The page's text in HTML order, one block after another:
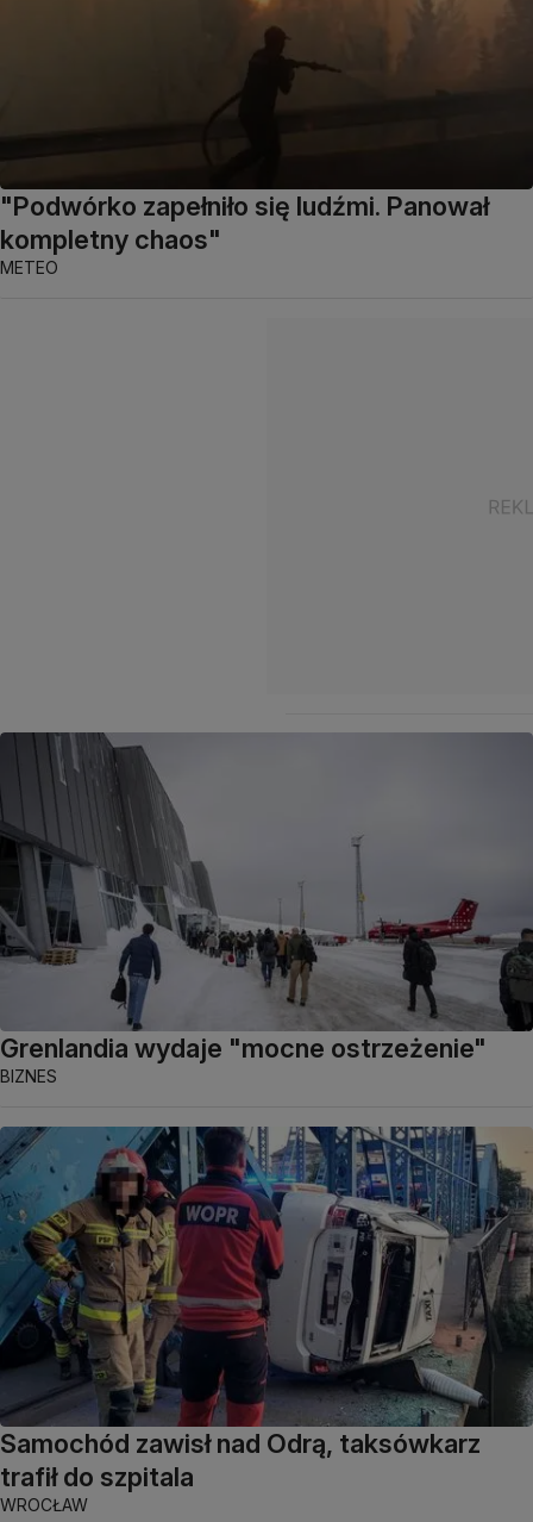
"Podwórko zapełniło się ludźmi. Panował
kompletny chaos"
METEO
Grenlandia wydaje "mocne ostrzeżenie"
BIZNES
Samochód zawisł nad Odrą, taksówkarz
trafił do szpitala
WROCŁAW